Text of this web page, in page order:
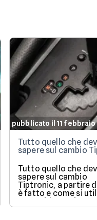
pubblicato il 11 febbraio
Tutto quello che
sapere sul cambio
Tutto quello che
sapere sul cambio
Tiptronic, a partire
è fatto e come si
Una guida pratica e
semplice di un